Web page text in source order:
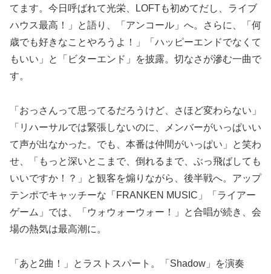
てます。今日呼ばれて光栄、LOFTも初めてだし、ライブ
ハウス最高！」と語り、「アンコール」へ。さらに、「何
歳でも好きなことやろうよ！」「ハッピーエンドでなくて
もいい」と「ビターエンド」を披露。切なさが滲む一曲で
す。
「おっさんって思ってるだろうけど、さほど変わらない」
「リハーサルでは緊張しないのに、メンバーがいっぱいい
て声が出なかった。でも、本番は仲間がいっぱい」と笑わ
せ、「もっと深いとこまで、倒れるまで、ぶっ飛ばしても
いいですか！？」と観客を煽りながら、後半戦へ。アップ
テンポでキャッチーな「FRANKEN MUSIC」「ライアー
ゲーム」では、「ウォウォーウォー！」と合唱が続き、会
場の熱気は最高潮に。
「あと2曲！」とラストスパート。「Shadow」を演奏